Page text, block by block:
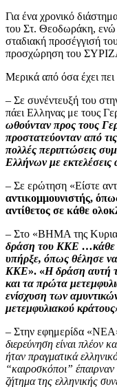
Για ένα χρονικό
του Στ. Θεοδωράκη, ενώ
σταδιακή προσέγγισή
προσχώρηση του
Μερικά από όσα έχει πει
– Σε συνέντευξή του
πάει Ελληνας με τους
ωθούνταν προς τους
προστατεύονταν από
πολλές περιπτώσεις
Ελλήνων με εκτελέσεις
– Σε ερώτηση «Είστε
αντικομμουνιστής,
αντίθετος σε κάθε
– Στο «ΒΗΜΑ της
δράση του ΚΚΕ …κάθε
υπήρξε, όπως θέλησε
ΚΚΕ». «Η δράση αυτή
και τα πρώτα
ενίσχυση των
μετεμφυλιακού
– Στην εφημερίδα
διερεύνηση είναι πλέον
ήταν πραγματικά
“καιροσκόποι”
ζήτημα της ελληνικής